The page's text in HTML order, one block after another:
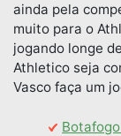
ainda pela
muito para o
jogando longe
Athletico seja
Vasco faça um